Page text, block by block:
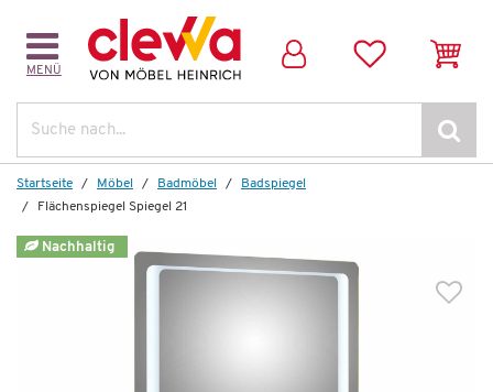
MENÜ
Startseite Möbel Badmöbel
Badspiegel
Flächenspiegel Spiegel 21
Nachhaltig
Weitere Artikel aus der Serie